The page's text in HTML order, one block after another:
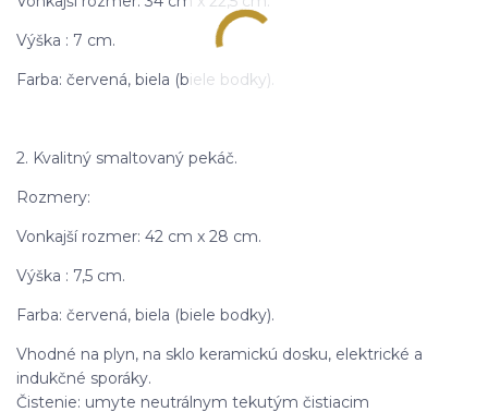
Výška : 7 cm.
Farba: červená, biela (biele bodky).
2. Kvalitný smaltovaný pekáč.
Rozmery:
Vonkajší rozmer: 42 cm x 28 cm.
Výška : 7,5 cm.
Farba: červená, biela (biele bodky).
Vhodné na plyn, na sklo keramickú dosku, elektrické a
indukčné sporáky.
Čistenie: umyte neutrálnym tekutým čistiacim